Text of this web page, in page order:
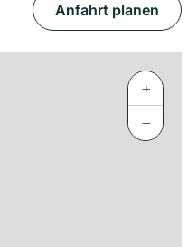
Anfahrt planen
+
−